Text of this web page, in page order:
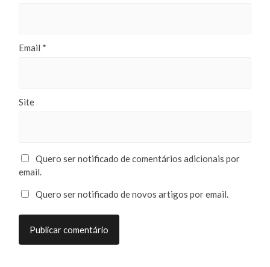
Email *
Site
Quero ser notificado de comentários adicionais por
email.
Quero ser notificado de novos artigos por email.